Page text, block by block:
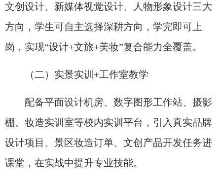
文创设计、新媒体视觉设计、人物形象设计三大
方向，学生可自主选择深耕方向，学完即可上
岗，实现“设计+文旅+美妆”复合能力全覆盖。
（二）实景实训+工作室教学
配备平面设计机房、数字图形工作站、摄影
棚、妆造实训室等校内实训平台，引入真实品牌
设计项目、景区妆造订单、文创产品开发任务进
课堂，在实战中提升专业技能。